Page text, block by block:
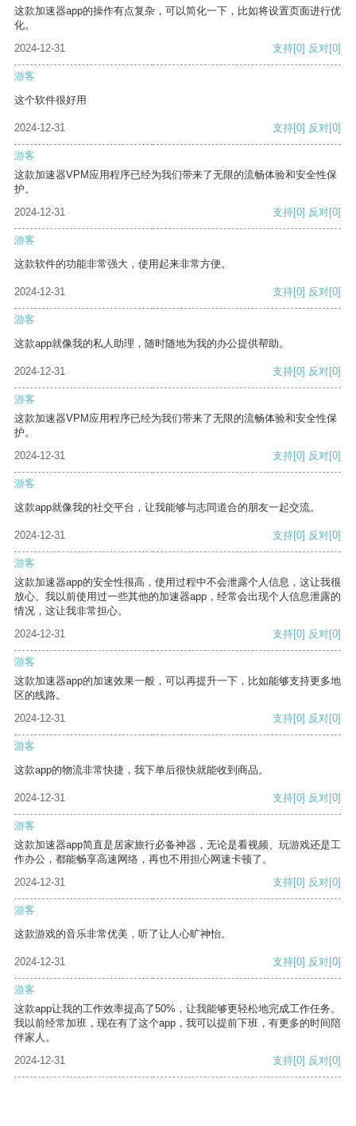
这款加速器app的操作有点复杂，可以简化一下，比如将设置页面进行优
化。
2024-12-31
支持[0] 反对[0]
游客
这个软件很好用
2024-12-31 支持[0] 反对[0]
游客
这款加速器VPM应用程序已经为我们带来了无限的流畅体验和安全性保
护。
2024-12-31
支持[0] 反对[0]
游客
这款软件的功能非常强大，使用起来非常方便。
2024-12-31 支持[0] 反对[0]
游客
这款app就像我的私人助理，随时随地为我的办公提供帮助。
2024-12-31 支持[0] 反对[0]
游客
这款加速器VPM应用程序已经为我们带来了无限的流畅体验和安全性保
护。
2024-12-31
支持[0] 反对[0]
游客
这款app就像我的社交平台，让我能够与志同道合的朋友一起交流。
2024-12-31 支持[0] 反对[0]
游客
这款加速器app的安全性很高，使用过程中不会泄露个人信息，这让我很
放心。我以前使用过一些其他的加速器app，经常会出现个人信息泄露的
情况，这让我非常担心。
2024-12-31
支持[0] 反对[0]
游客
这款加速器app的加速效果一般，可以再提升一下，比如能够支持更多地
区的线路。
2024-12-31
支持[0] 反对[0]
游客
这款app的物流非常快捷，我下单后很快就能收到商品。
2024-12-31 支持[0] 反对[0]
游客
这款加速器app简直是居家旅行必备神器，无论是看视频、玩游戏还是工
作办公，都能畅享高速网络，再也不用担心网速卡顿了。
2024-12-31
支持[0] 反对[0]
游客
这款游戏的音乐非常优美，听了让人心旷神怡。
2024-12-31 支持[0] 反对[0]
游客
这款app让我的工作效率提高了50%，让我能够更轻松地完成工作任务。
我以前经常加班，现在有了这个app，我可以提前下班，有更多的时间陪
伴家人。
2024-12-31
支持[0] 反对[0]